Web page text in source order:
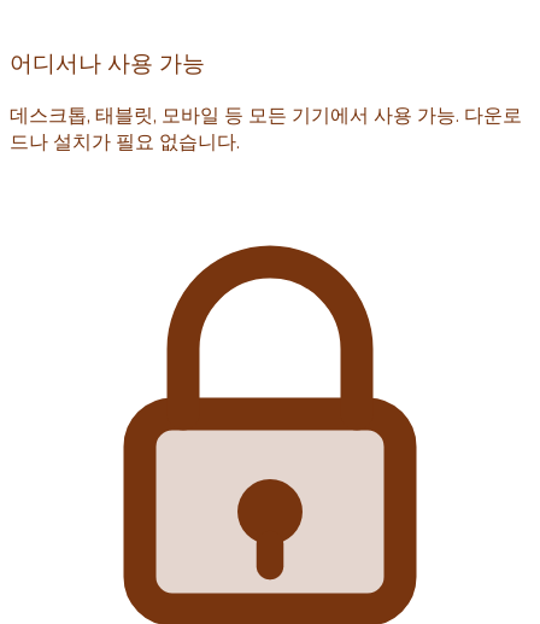
어디서나 사용 가능
데스크톱, 태블릿, 모바일 등 모든 기기에서 사용 가능. 다운로
드나 설치가 필요 없습니다.